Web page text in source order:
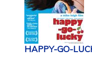
HAPPY-GO-